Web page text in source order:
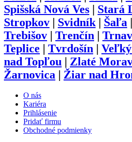
Spišská Nová Ves
Stará
Stropkov
Svidník| Šaľa
Trebišov
Trenčín
Teplice
Tvrdošín
nad Topľou
Zlaté
Žarnovica
Žiar nad
O nás
Kariéra
Prihlásenie
Pridať firmu
Obchodné podmienky